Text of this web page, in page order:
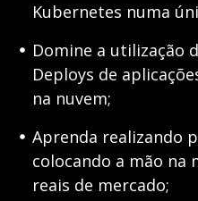
Kubernetes numa
Domine a utilização
Deploys de
na nuvem;
Aprenda realizando
colocando a mão na
reais de mercado;